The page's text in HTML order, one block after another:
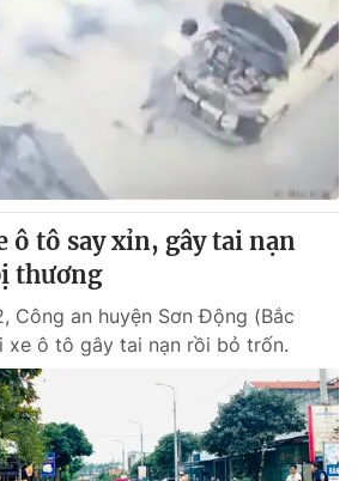
Đài Truyền hình Việt Nam
báo VTV
báo in và báo điện tử số 483/GP-BTTTT
Thủy
Thị Mỹ Hạnh, Phạm Quốc Thắng,
355 931 - 024.38 355 932
024.66 897 897
7300.7108
ô tô say xỉn, gây tai nạn
thương
Công an huyện Sơn Động (Bắc
xe ô tô gây tai nạn rồi bỏ trốn.